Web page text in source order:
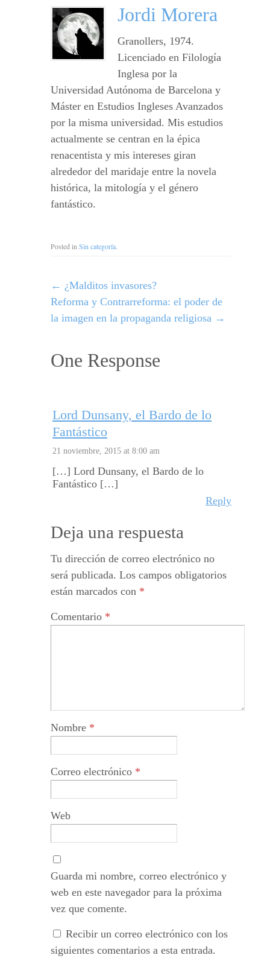
Jordi Morera
Granollers, 1974.
Licenciado en Filología
Inglesa por la
Universidad Autónoma de Barcelona y
Máster en Estudios Ingleses Avanzados
por la misma universidad. Mis estudios
actualmente se centran en la épica
renacentista y mis intereses giran
alrededor del maridaje entre la novela
histórica, la mitología y el género
fantástico.
Posted in Sin categoría.
← ¿Malditos invasores?
Reforma y Contrarreforma: el poder de
la imagen en la propaganda religiosa →
One Response
Lord Dunsany, el Bardo de lo
Fantástico
21 noviembre, 2015 at 8:00 am
[…] Lord Dunsany, el Bardo de lo
Fantástico […]
Reply
Deja una respuesta
Tu dirección de correo electrónico no
será publicada. Los campos obligatorios
están marcados con *
Comentario *
Nombre *
Correo electrónico *
Web
Guarda mi nombre, correo electrónico y
web en este navegador para la próxima
vez que comente.
Recibir un correo electrónico con los
siguientes comentarios a esta entrada.